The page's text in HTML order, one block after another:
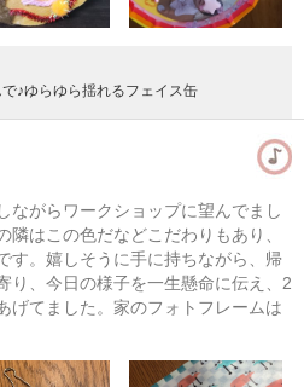
♪ゆらゆら揺れるフェイス缶
ながらワークショップに望んでまし
はこの色だなどこだわりもあり、
す。嬉しそうに手に持ちながら、帰
り、今日の様子を一生懸命に伝え、2
げてました。家のフォトフレームは